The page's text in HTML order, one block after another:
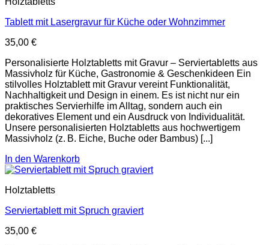
Tablett mit Lasergravur für Küche oder Wohnzimmer
35,00 €
Personalisierte Holztabletts mit Gravur – Serviertabletts aus
Massivholz für Küche, Gastronomie & Geschenkideen Ein
stilvolles Holztablett mit Gravur vereint Funktionalität,
Nachhaltigkeit und Design in einem. Es ist nicht nur ein
praktisches Servierhilfe im Alltag, sondern auch ein
dekoratives Element und ein Ausdruck von Individualität.
Unsere personalisierten Holztabletts aus hochwertigem
Massivholz (z. B. Eiche, Buche oder Bambus) [...]
In den Warenkorb
Holztabletts
Serviertablett mit Spruch graviert
35,00 €